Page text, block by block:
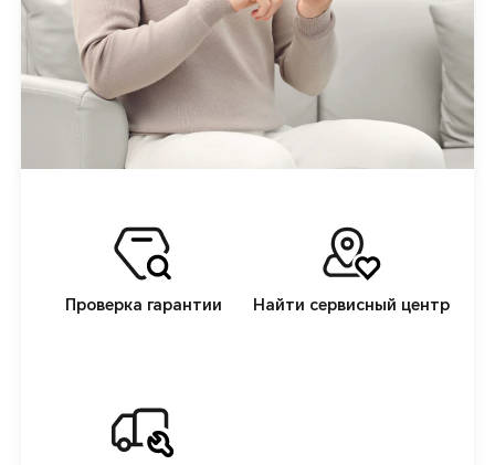
Проверка гарантии Найти сервисный центр